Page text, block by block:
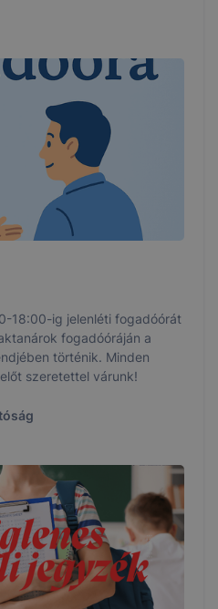
ig jelenléti fogadóórát
fogadóóráján a
történik. Minden
szeretettel várunk!